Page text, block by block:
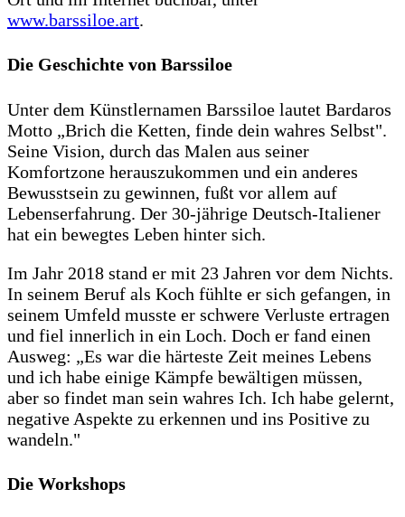
www.barssiloe.art.
Die Geschichte von Barssiloe
Unter dem Künstlernamen Barssiloe lautet Bardaros
Motto „Brich die Ketten, finde dein wahres Selbst".
Seine Vision, durch das Malen aus seiner
Komfortzone herauszukommen und ein anderes
Bewusstsein zu gewinnen, fußt vor allem auf
Lebenserfahrung. Der 30-jährige Deutsch-Italiener
hat ein bewegtes Leben hinter sich.
Im Jahr 2018 stand er mit 23 Jahren vor dem Nichts.
In seinem Beruf als Koch fühlte er sich gefangen, in
seinem Umfeld musste er schwere Verluste ertragen
und fiel innerlich in ein Loch. Doch er fand einen
Ausweg: „Es war die härteste Zeit meines Lebens
und ich habe einige Kämpfe bewältigen müssen,
aber so findet man sein wahres Ich. Ich habe gelernt,
negative Aspekte zu erkennen und ins Positive zu
wandeln."
Die Workshops